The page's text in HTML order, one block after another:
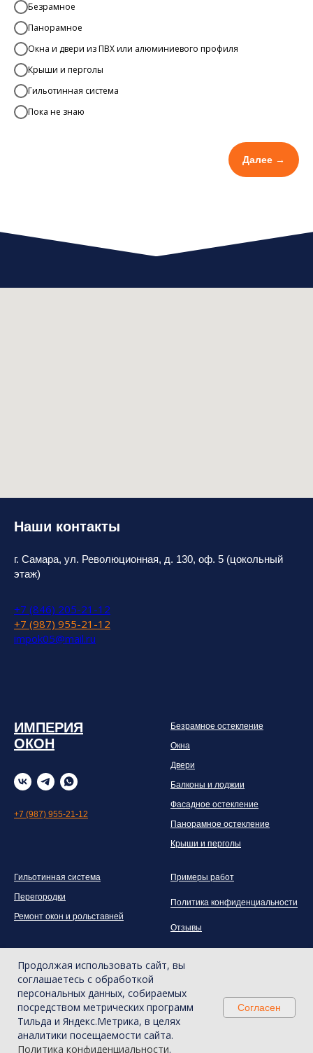
Продолжая использовать сайт, вы
соглашаетесь с обработкой
персональных данных, собираемых
посредством метрических программ
Тильда и Яндекс.Метрика, в целях
аналитики посещаемости сайта.
Политика конфиденциальности.
Согласен
Безрамное
Панорамное
Окна и двери из ПВХ или алюминиевого профиля
Крыши и перголы
Гильотинная система
Пока не знаю
Далее →
Наши контакты
г. Самара, ул. Революционная, д. 130, оф. 5 (цокольный
этаж)
+7 (846) 205-21-12
+7 (987) 955-21-12
impok05@mail.ru
ИМПЕРИЯ
ОКОН
+7 (987) 955-21-12
Безрамное остекление
Окна
Двери
Балконы и лоджии
Фасадное остекление
Панорамное остекление
Крыши и перголы
Гильотинная система
Перегородки
Ремонт окон и рольставней
Примеры работ
Политика конфиденциальности
Отзывы
Made on